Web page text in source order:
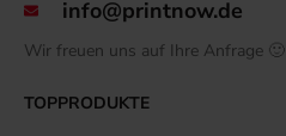
info@printnow.de
Wir freuen uns auf Ihre Anfrage 🙂
TOPPRODUKTE